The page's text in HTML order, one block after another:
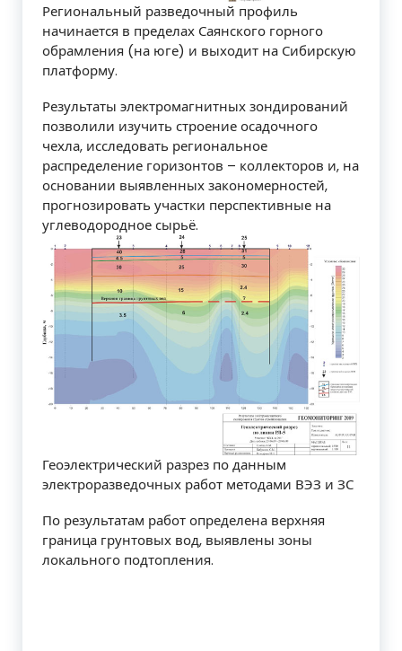
Региональный разведочный профиль
начинается в пределах Саянского горного
обрамления (на юге) и выходит на Сибирскую
платформу.
Результаты электромагнитных зондирований
позволили изучить строение осадочного
чехла, исследовать региональное
распределение горизонтов – коллекторов и, на
основании выявленных закономерностей,
прогнозировать участки перспективные на
углеводородное сырьё.
Геоэлектрический разрез по данным
электроразведочных работ методами ВЭЗ и ЗС
По результатам работ определена верхняя
граница грунтовых вод, выявлены зоны
локального подтопления.